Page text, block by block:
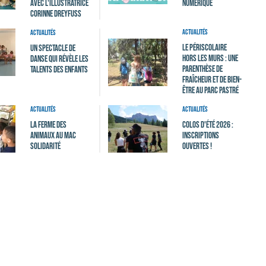
avec l'illustratrice
Corinne Dreyfuss
numérique
Actualités
Un spectacle de
danse qui révèle les
talents des enfants
Actualités
Le périscolaire
hors les murs : une
parenthèse de
fraîcheur et de bien-
être au Parc Pastré
Actualités
La ferme des
animaux au MAC
Solidarité
Actualités
Colos d'été 2026 :
Inscriptions
ouvertes !